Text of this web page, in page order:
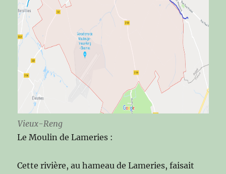
Vieux-Reng
Le Moulin de Lameries :
Cette rivière, au hameau de Lameries, faisait